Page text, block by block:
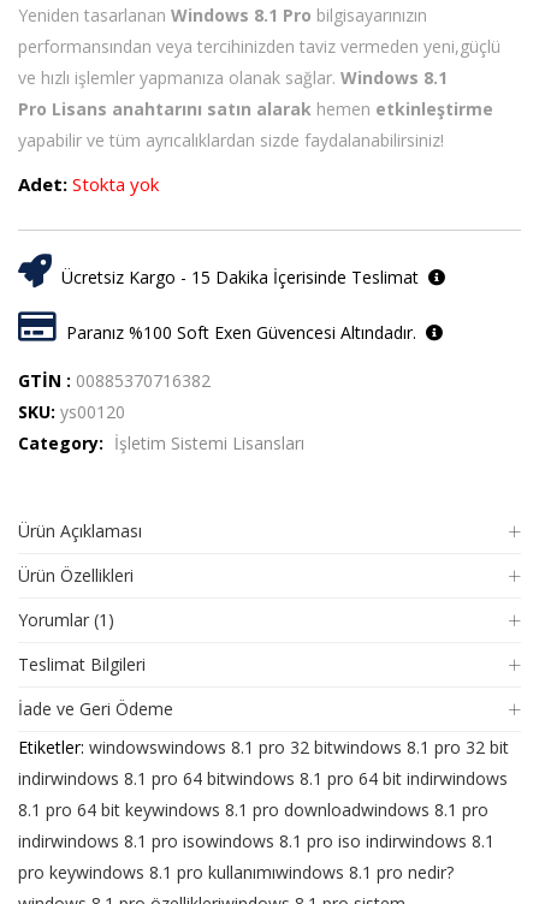
Yeniden tasarlanan Windows 8.1 Pro bilgisayarınızın
performansından veya tercihinizden taviz vermeden yeni,güçlü
ve hızlı işlemler yapmanıza olanak sağlar. Windows 8.1
Pro Lisans anahtarını satın alarak hemen etkinleştirme
yapabilir ve tüm ayrıcalıklardan sizde faydalanabilirsiniz!
Adet: Stokta yok
Ücretsiz Kargo - 15 Dakika İçerisinde Teslimat
Paranız %100 Soft Exen Güvencesi Altındadır.
GTİN : 00885370716382
SKU: ys00120
Category: İşletim Sistemi Lisansları
Ürün Açıklaması
Ürün Özellikleri
Yorumlar (1)
Teslimat Bilgileri
İade ve Geri Ödeme
Etiketler: windowswindows 8.1 pro 32 bitwindows 8.1 pro 32 bit
indirwindows 8.1 pro 64 bitwindows 8.1 pro 64 bit indirwindows
8.1 pro 64 bit keywindows 8.1 pro downloadwindows 8.1 pro
indirwindows 8.1 pro isowindows 8.1 pro iso indirwindows 8.1
pro keywindows 8.1 pro kullanımıwindows 8.1 pro nedir?